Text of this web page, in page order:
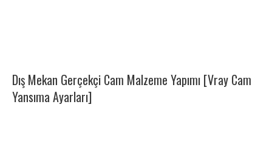
Dış Mekan Gerçekçi Cam Malzeme Yapımı [Vray Cam
Yansıma Ayarları]